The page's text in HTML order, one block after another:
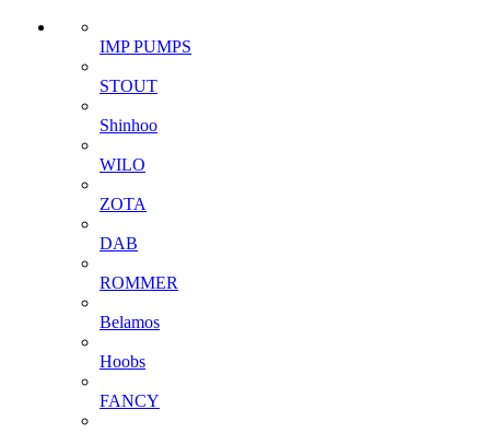
IMP PUMPS
STOUT
Shinhoo
WILO
ZOTA
DAB
ROMMER
Belamos
Hoobs
FANCY